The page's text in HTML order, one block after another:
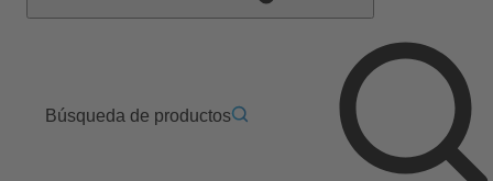
Búsqueda de productos